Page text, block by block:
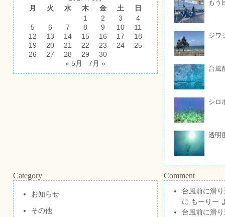
月
火 水 木 金 土
日
1
2 3
4
5
6 7 8 9 10
11
12
13 14 15 16 17
18
19
20 21 22 23 24
25
26
27 28 29
30
« 5月
7月 »
もう
ジワ
台風
シロ
透明
Category
お知らせ
その他
Comment
台風前に滑
に もーりー
台風前に滑